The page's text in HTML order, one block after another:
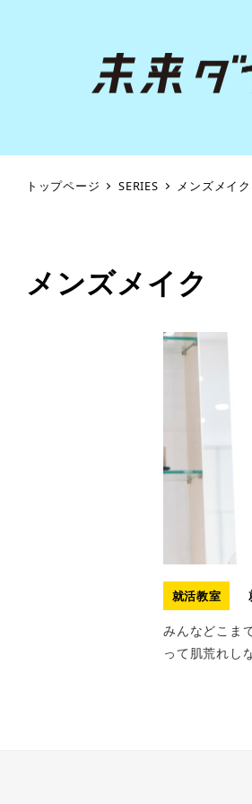
トップページ SERIES メンズメイク
メンズメイク
就活教室
みんなどこま
って肌荒れし